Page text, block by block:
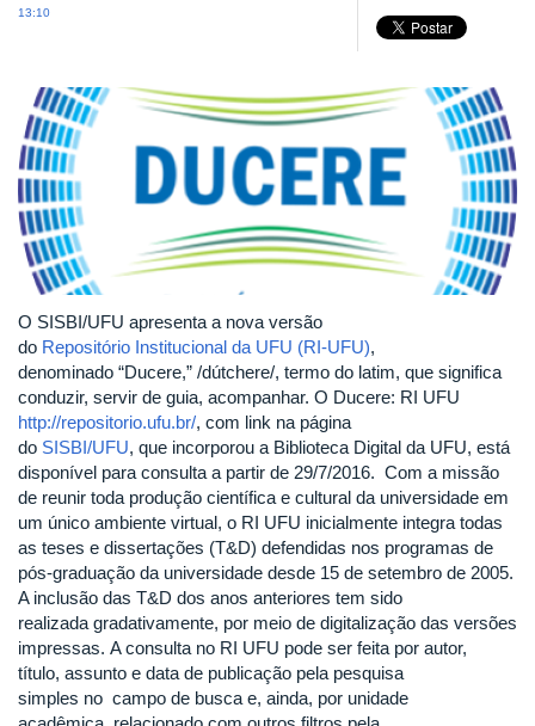
13:10
O SISBI/UFU apresenta a nova versão
do Repositório Institucional da UFU (RI-UFU),
denominado “Ducere,” /dútchere/, termo do latim, que significa
conduzir, servir de guia, acompanhar. O Ducere: RI UFU
http://repositorio.ufu.br/, com link na página
do SISBI/UFU, que incorporou a Biblioteca Digital da UFU, está
disponível para consulta a partir de 29/7/2016. Com a missão
de reunir toda produção científica e cultural da universidade em
um único ambiente virtual, o RI UFU inicialmente integra todas
as teses e dissertações (T&D) defendidas nos programas de
pós-graduação da universidade desde 15 de setembro de 2005.
A inclusão das T&D dos anos anteriores tem sido
realizada gradativamente, por meio de digitalização das versões
impressas. A consulta no RI UFU pode ser feita por autor,
título, assunto e data de publicação pela pesquisa
simples no campo de busca e, ainda, por unidade